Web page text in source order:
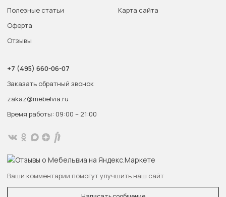
Полезные статьи
Оферта
Отзывы
Карта сайта
+7 (495) 660-06-07
Заказать обратный звонок
zakaz@mebelvia.ru
Время работы: 09:00 – 21:00
Ваши комментарии помогут улучшить наш сайт